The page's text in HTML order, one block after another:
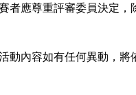
者應尊重評審委員決定，
動內容如有任何異動，將